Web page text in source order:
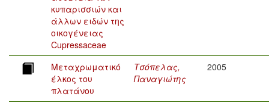
κυπαρισσιών και
άλλων ειδών της
οικογένειας
Cupressaceae
Μεταχρωματικό
έλκος του
πλατάνου
Τσόπελας,
Παναγιώτης
2005